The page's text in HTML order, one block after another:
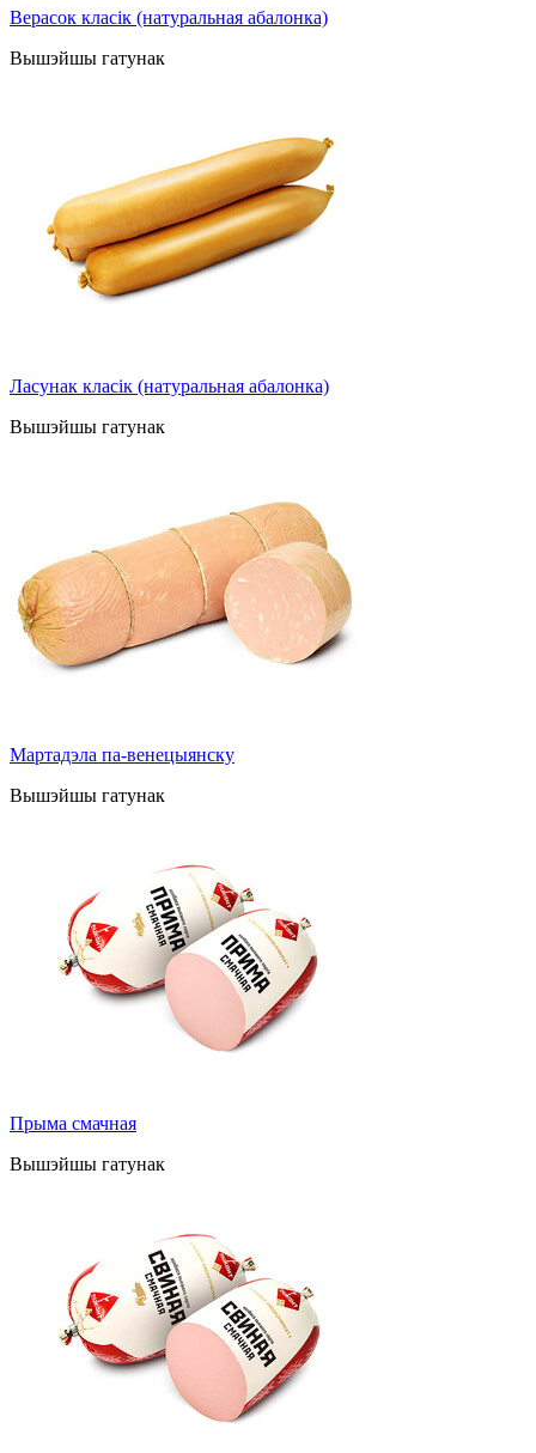
Верасок класік (натуральная абалонка)
Вышэйшы гатунак
Ласунак класік (натуральная абалонка)
Вышэйшы гатунак
Мартадэла па-венецыянску
Вышэйшы гатунак
Прыма смачная
Вышэйшы гатунак